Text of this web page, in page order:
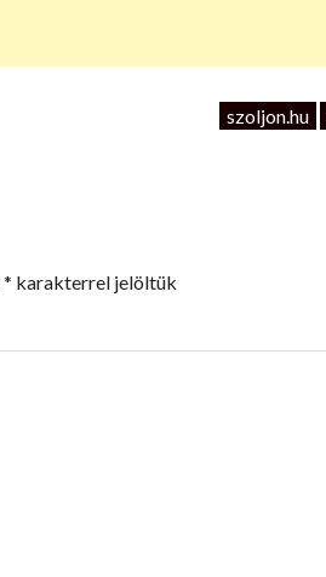
szoljon.hu
* karakterrel jelöltük